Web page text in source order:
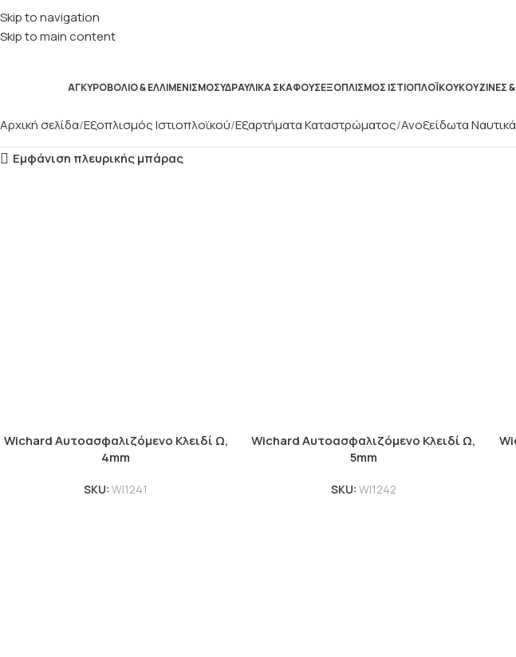
Skip to navigation
Skip to main content
ΑΓΚΥΡΟΒΌΛΙΟ & ΕΛΛΙΜΕΝΙΣΜΌΣΥΔΡΑΥΛΙΚΆ ΣΚΆΦΟΥΣΕΞΟΠΛΙΣΜΌΣ ΙΣΤΙΟΠΛΟΪΚΟΎΚΟΥΖΊΝΕΣ
Αρχική σελίδα Εξοπλισμός Ιστιοπλοϊκού Εξαρτήματα Καταστρώματος Ανοξείδωτα Ναυτικά
Εμφάνιση πλευρικής μπάρας
Wichard Αυτοασφαλιζόμενο Κλειδί Ω,
4mm
SKU:WI1241
Wichard Αυτοασφαλιζόμενο Κλειδί Ω,
5mm
SKU: WI1242